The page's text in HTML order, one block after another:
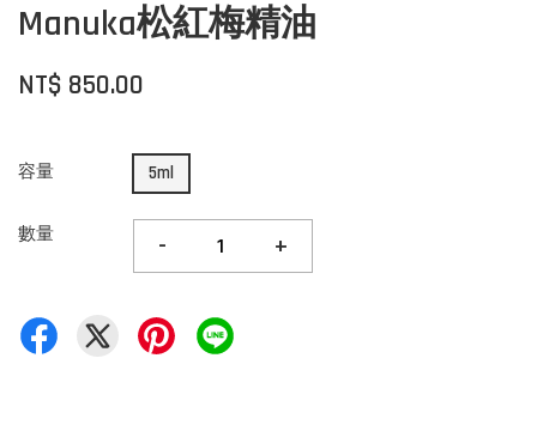
Manuka松紅梅精油
NT$ 850.00
容量 5ml
數量 - +